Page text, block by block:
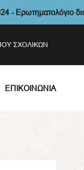
ΣΧΟΛΙΚΩΝ
ΕΠΙΚΟΙΝΩΝΊΑ